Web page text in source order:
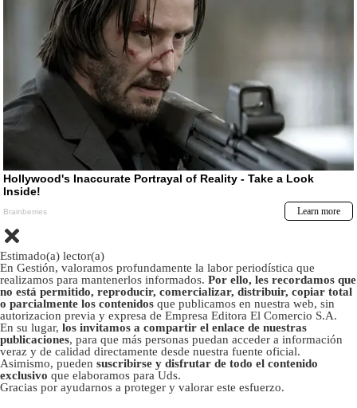
Estimado(a) lector(a)
En Gestión, valoramos profundamente la labor periodística que
realizamos para mantenerlos informados. Por ello, les recordamos que
no está permitido, reproducir, comercializar, distribuir, copiar total
o parcialmente los contenidos que publicamos en nuestra web, sin
autorizacion previa y expresa de Empresa Editora El Comercio S.A.
En su lugar, los invitamos a compartir el enlace de nuestras
publicaciones, para que más personas puedan acceder a información
veraz y de calidad directamente desde nuestra fuente oficial.
Asimismo, pueden suscribirse y disfrutar de todo el contenido
exclusivo que elaboramos para Uds.
Gracias por ayudarnos a proteger y valorar este esfuerzo.